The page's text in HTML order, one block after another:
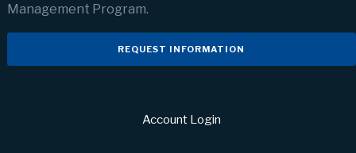
Management Program.
REQUEST INFORMATION
Account Login